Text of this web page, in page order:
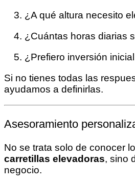
¿A qué altura necesito
¿Cuántas horas diarias
¿Prefiero inversión
Si no tienes todas las
ayudamos a definirlas.
Asesoramiento
No se trata solo de conocer
carretillas elevadoras, sino
negocio.